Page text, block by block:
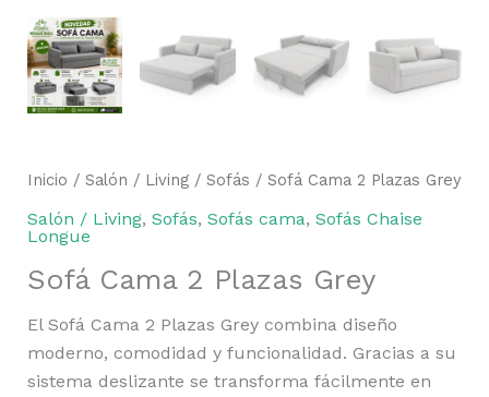
Inicio / Salón / Living/ Sofás / Sofá Cama 2 Plazas Grey
Salón / Living, Sofás, Sofás cama, Sofás Chaise
Longue
Sofá Cama 2 Plazas Grey
El Sofá Cama 2 Plazas Grey combina diseño
moderno, comodidad y funcionalidad. Gracias a su
sistema deslizante se transforma fácilmente en